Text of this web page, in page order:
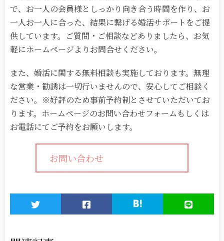
で、お一人の会員様としっかり向き合う時間を作り、お
一人お一人に合った、結果に繋げる婚活サポートをご提
供しています。ご質問・ご相談などありましたら、お気
軽にホームページよりお問合せください。
また、婚活に関する無料相談も実施しております。無理
な営業・勧誘は一切行いませんので、安心してご相談く
ださい。※好評のため事前予約制とさせていただいてお
ります。ホームページのお問い合わせフォームもしくは
お電話にてご予約をお願いします。
お問い合わせ